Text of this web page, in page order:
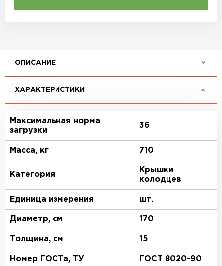
ОПИСАНИЕ
ХАРАКТЕРИСТИКИ
Максимальная норма
загрузки
36
Масса, кг 710
Категория
Крышки
колодцев
Единица измерения шт.
Диаметр, см 170
Толщина, см 15
Номер ГОСТа, ТУ ГОСТ 8020-90